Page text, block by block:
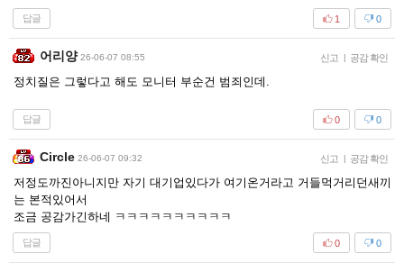
답글 0
1
어리양 26-06-07 08:55 신고 | 공감 확인
정치질은 그렇다고 해도 모니터 부순건 범죄인데.
답글 0
0
Circle 26-06-07 09:32 신고 | 공감 확인
저정도까진아니지만 자기 대기업있다가 여기온거라고 거들먹거리던새끼
는 본적있어서
조금 공감가긴하네 ㅋㅋㅋㅋㅋㅋㅋㅋㅋㅋ
답글 0
0